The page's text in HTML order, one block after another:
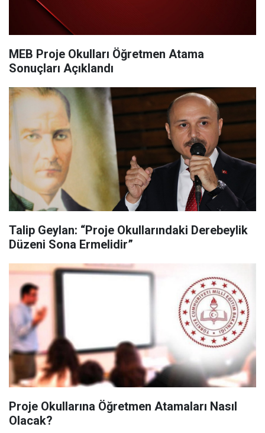
MEB Proje Okulları Öğretmen Atama
Sonuçları Açıklandı
Talip Geylan: “Proje Okullarındaki Derebeylik
Düzeni Sona Ermelidir”
Proje Okullarına Öğretmen Atamaları Nasıl
Olacak?